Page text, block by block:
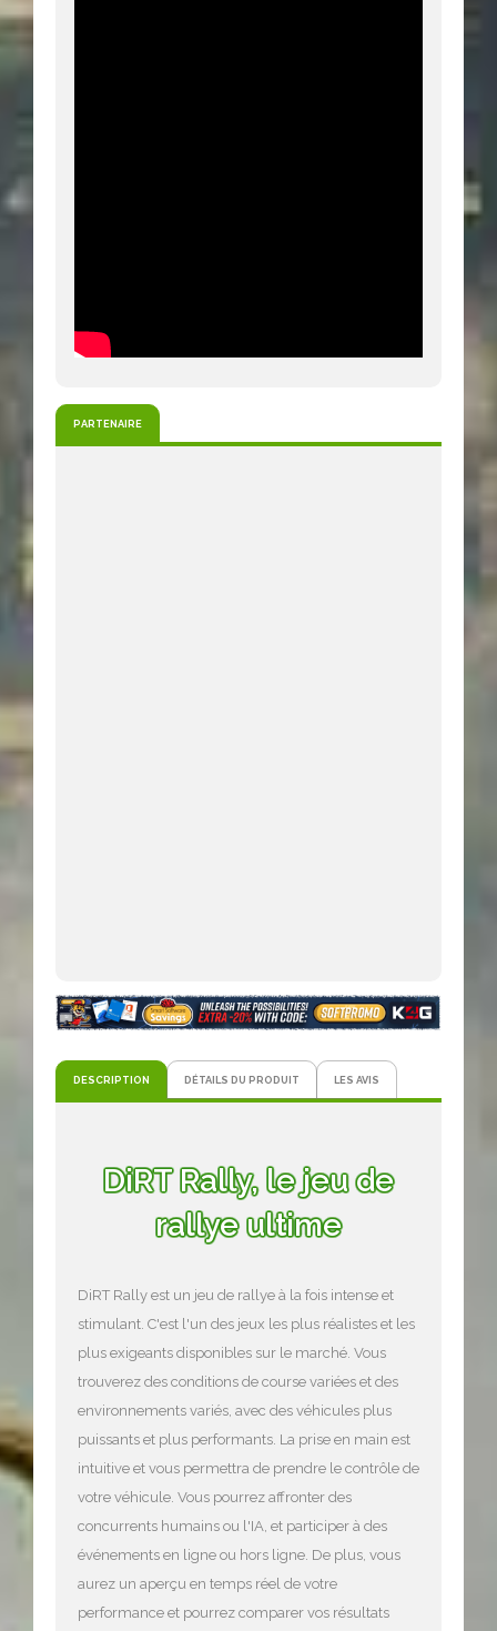
PARTENAIRE
DESCRIPTION DÉTAILS DU PRODUIT LES AVIS
DiRT Rally, le jeu de
rallye ultime
DiRT Rally est un jeu de rallye à la fois intense et
stimulant. C'est l'un des jeux les plus réalistes et les
plus exigeants disponibles sur le marché. Vous
trouverez des conditions de course variées et des
environnements variés, avec des véhicules plus
puissants et plus performants. La prise en main est
intuitive et vous permettra de prendre le contrôle de
votre véhicule. Vous pourrez affronter des
concurrents humains ou l'IA, et participer à des
événements en ligne ou hors ligne. De plus, vous
aurez un aperçu en temps réel de votre
performance et pourrez comparer vos résultats